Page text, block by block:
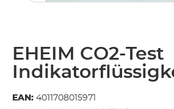
EHEIM CO2-Test
EAN: 4011708015971